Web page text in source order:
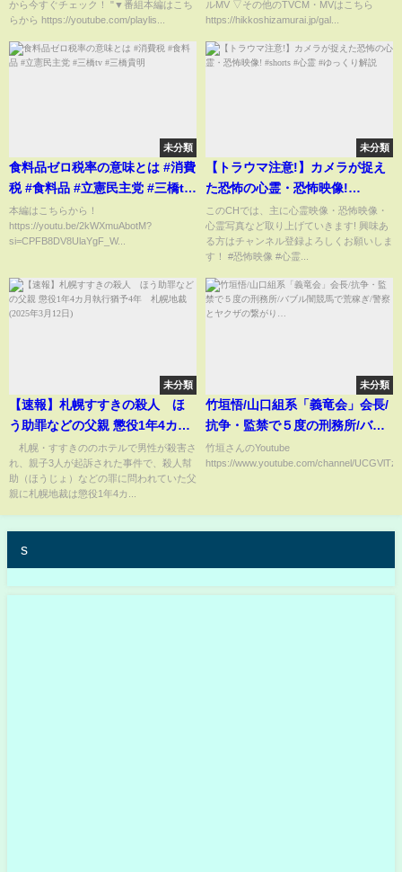
から今すぐチェック！ "▼番組本編はこち
らから https://youtube.com/playlis...
ルMV ▽その他のTVCM・MVはこちら
https://hikkoshizamurai.jp/gal...
未分類
食料品ゼロ税率の意味とは #消費
税 #食料品 #立憲民主党 #三橋tv
#三橋貴明
本編はこちらから！
https://youtu.be/2kWXmuAbotM?
si=CPFB8DV8UlaYgF_W...
未分類
【トラウマ注意!】カメラが捉え
た恐怖の心霊・恐怖映像!
#shorts #心霊 #ゆっくり解説
このCHでは、主に心霊映像・恐怖映像・
心霊写真など取り上げていきます! 興味あ
る方はチャンネル登録よろしくお願いしま
す！ #恐怖映像 #心霊...
未分類
【速報】札幌すすきの殺人 ほ
う助罪などの父親 懲役1年4カ月
執行猶予4年 札幌地裁(2025年3
月12日)
札幌・すすきののホテルで男性が殺害さ
れ、親子3人が起訴された事件で、殺人幇
助（ほうじょ）などの罪に問われていた父
親に札幌地裁は懲役1年4カ...
未分類
竹垣悟/山口組系「義竜会」会長/
抗争・監禁で５度の刑務所/バブ
ル闇競馬で荒稼ぎ/警察とヤクザ
の繋がり…
竹垣さんのYoutube
https://www.youtube.com/channel/
s